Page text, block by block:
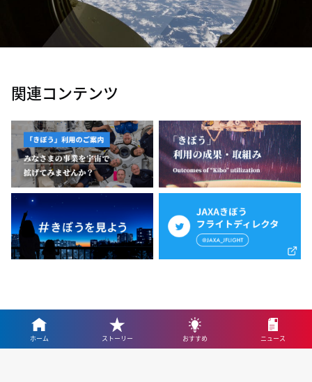
関連コンテンツ
ホーム ストーリー おすすめ ニュース